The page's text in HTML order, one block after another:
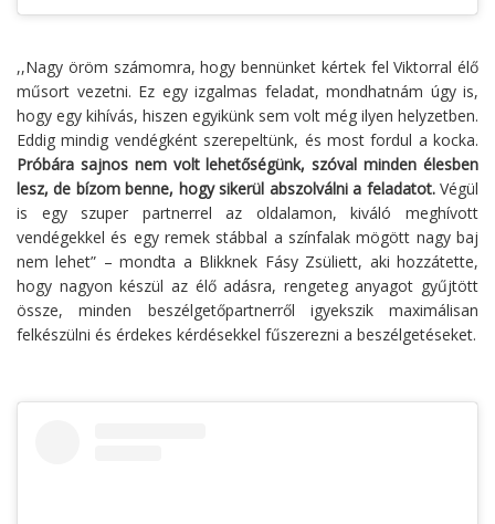
,,Nagy öröm számomra, hogy bennünket kértek fel Viktorral élő
műsort vezetni. Ez egy izgalmas feladat, mondhatnám úgy is,
hogy egy kihívás, hiszen egyikünk sem volt még ilyen helyzetben.
Eddig mindig vendégként szerepeltünk, és most fordul a kocka.
Próbára sajnos nem volt lehetőségünk, szóval minden élesben
lesz, de bízom benne, hogy sikerül abszolválni a feladatot. Végül
is egy szuper partnerrel az oldalamon, kiváló meghívott
vendégekkel és egy remek stábbal a színfalak mögött nagy baj
nem lehet” – mondta a Blikknek Fásy Zsüliett, aki hozzátette,
hogy nagyon készül az élő adásra, rengeteg anyagot gyűjtött
össze, minden beszélgetőpartnerről igyekszik maximálisan
felkészülni és érdekes kérdésekkel fűszerezni a beszélgetéseket.